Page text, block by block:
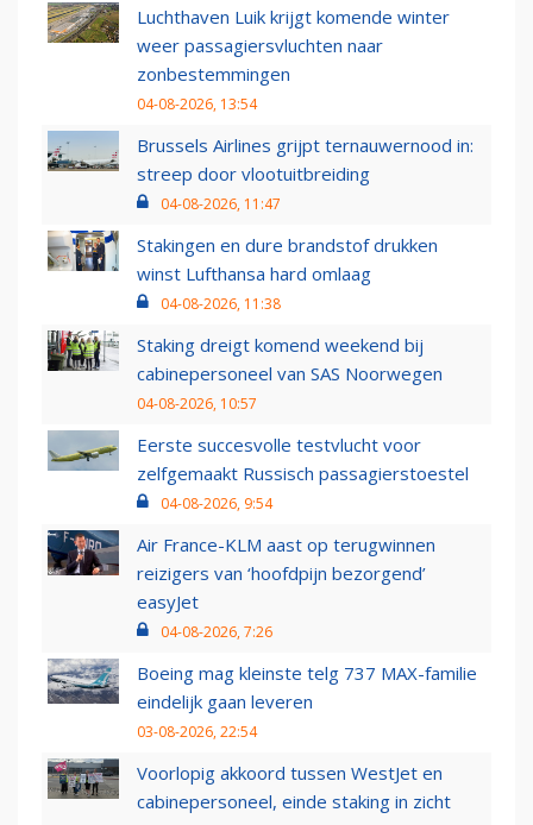
Luchthaven Luik krijgt komende winter
weer passagiersvluchten naar
zonbestemmingen
04-08-2026, 13:54
Brussels Airlines grijpt ternauwernood in:
streep door vlootuitbreiding
04-08-2026, 11:47
Stakingen en dure brandstof drukken
winst Lufthansa hard omlaag
04-08-2026, 11:38
Staking dreigt komend weekend bij
cabinepersoneel van SAS Noorwegen
04-08-2026, 10:57
Eerste succesvolle testvlucht voor
zelfgemaakt Russisch passagierstoestel
04-08-2026, 9:54
Air France-KLM aast op terugwinnen
reizigers van ‘hoofdpijn bezorgend’
easyJet
04-08-2026, 7:26
Boeing mag kleinste telg 737 MAX-familie
eindelijk gaan leveren
03-08-2026, 22:54
Voorlopig akkoord tussen WestJet en
cabinepersoneel, einde staking in zicht